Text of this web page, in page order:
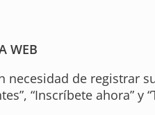
WEB
necesidad de registrar
“Inscríbete ahora” y